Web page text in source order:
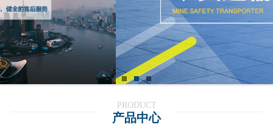
PRODUCT
产品中心